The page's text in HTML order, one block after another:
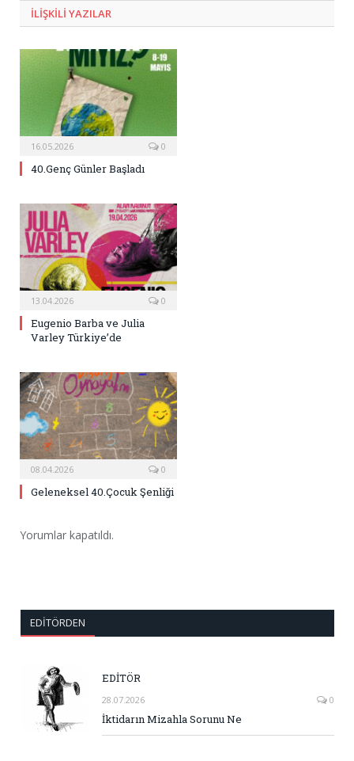
ILIŞKILI YAZILAR
16.05.2026 0
40.Genç Günler Başladı
13.04.2026 0
Eugenio Barba ve Julia
Varley Türkiye’de
08.04.2026 0
Geleneksel 40.Çocuk Şenliği
Yorumlar kapatıldı.
EDITÖRDEN
EDİTÖR
28.07.2026 0
İktidarın Mizahla Sorunu Ne